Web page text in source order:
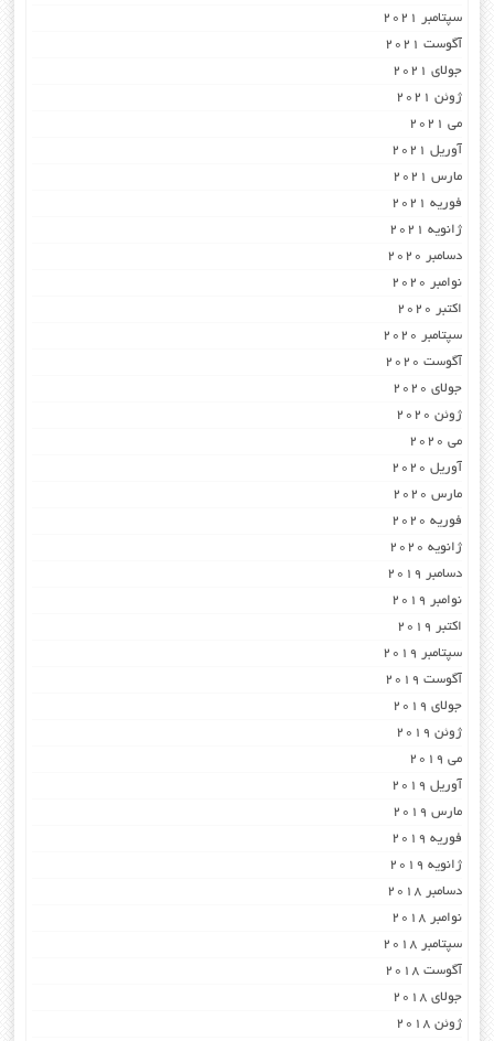
سپتامبر 2021
آگوست 2021
جولای 2021
ژوئن 2021
می 2021
آوریل 2021
مارس 2021
فوریه 2021
ژانویه 2021
دسامبر 2020
نوامبر 2020
اکتبر 2020
سپتامبر 2020
آگوست 2020
جولای 2020
ژوئن 2020
می 2020
آوریل 2020
مارس 2020
فوریه 2020
ژانویه 2020
دسامبر 2019
نوامبر 2019
اکتبر 2019
سپتامبر 2019
آگوست 2019
جولای 2019
ژوئن 2019
می 2019
آوریل 2019
مارس 2019
فوریه 2019
ژانویه 2019
دسامبر 2018
نوامبر 2018
سپتامبر 2018
آگوست 2018
جولای 2018
ژوئن 2018